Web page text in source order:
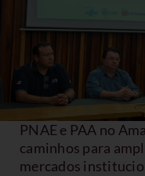
PNAE e PAA no
caminhos para
mercados